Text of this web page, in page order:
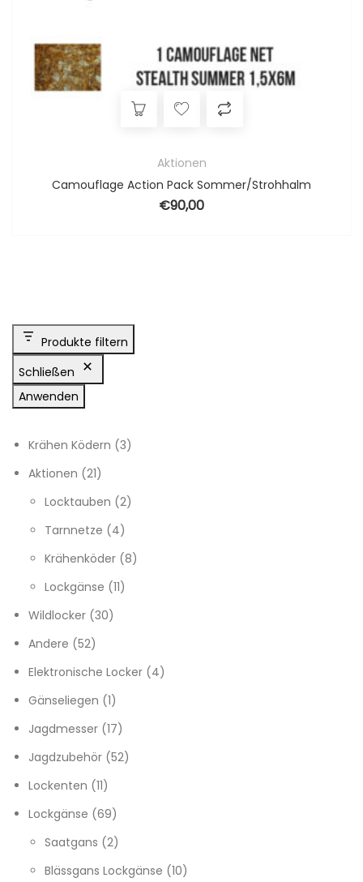
Aktionen
Camouflage Action Pack Sommer/Strohhalm
€90,00
Produkte filtern
Schließen
Anwenden
Krähen Ködern 33 Produkte
Aktionen 2121 Produkte
Locktauben 22 Produkte
Tarnnetze
44 Produkte
Krähenköder 88 Produkte
Lockgänse 1111 Produkte
Wildlocker 3030 Produkte
Andere 5252 Produkte
Elektronische Locker 44 Produkte
Gänseliegen 11 Produkt
Jagdmesser 1717 Produkte
Jagdzubehör 5252 Produkte
Lockenten 1111 Produkte
Lockgänse 6969 Produkte
Saatgans 22 Produkte
Blässgans Lockgänse 1010 Produkte